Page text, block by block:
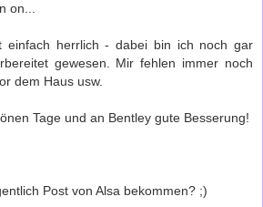
on...
einfach herrlich - dabei bin ich noch gar
gewesen. Mir fehlen immer noch
dem Haus usw.
Tage und an Bentley gute Besserung!
Post von Alsa bekommen? ;)